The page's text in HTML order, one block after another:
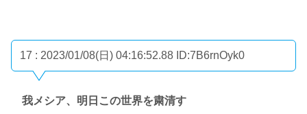
17 : 2023/01/08(日) 04:16:52.88 ID:7B6rnOyk0
我メシア、明日この世界を粛清す